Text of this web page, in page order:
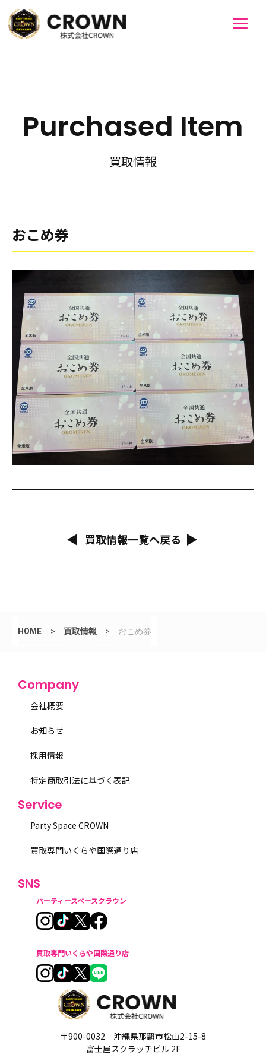
Purchased Item
買取情報
おこめ券
買取情報一覧へ戻る
HOME > 買取情報 > おこめ券
〒900-0032 沖縄県那覇市松山2-15-8
富士屋スクラッチビル 2F
Company
会社概要
お知らせ
採用情報
特定商取引法に基づく表記
Service
Party Space CROWN
買取専門いくらや国際通り店
SNS
パーティースペースクラウン
買取専門いくらや国際通り店